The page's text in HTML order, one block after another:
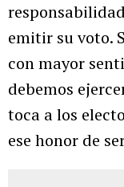
emitir su voto.
con mayor
debemos
toca a los
ese honor de